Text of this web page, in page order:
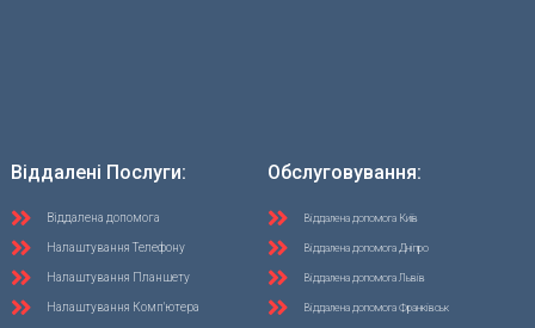
Віддалені Послуги:
Віддалена допомога
Налаштування Телефону
Налаштування Планшету
Налаштування Комп'ютера
Обслуговування:
Віддалена допомога Київ
Віддалена допомога Дніпро
Віддалена допомога Львів
Віддалена допомога Франківськ